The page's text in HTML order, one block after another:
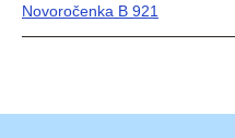
Novoročenka B 921